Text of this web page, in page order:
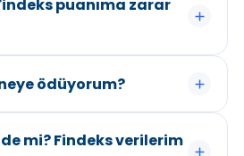
puanıma zarar
ödüyorum?
mi? Findeks verilerim